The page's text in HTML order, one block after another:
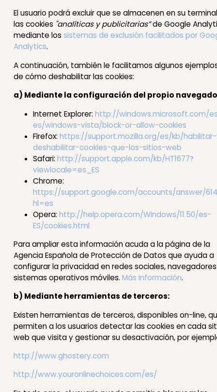
El usuario podrá excluir que se almacenen en su terminal
las cookies "analíticas y publicitarias”de Google
mediante los sistemas de exclusión facilitados por
Analytics.
A continuación, también le facilitamos algunos
de cómo deshabilitar las cookies:
a) Mediante la configuración del propio
Internet Explorer: http://windows.microsoft.com/
es/windows-vista/block-or-allow-cookies
Firefox: https://support.mozilla.org/es/kb/
deshabilitar-cookies-que-los-sitios-web
Safari: http://support.apple.com/kb/HT1677?
viewlocale=es_ES
Chrome:
https://support.google.com/accounts/answer/
hl=es
Opera: http://help.opera.com/Windows/11.50/es-
ES/cookies.html
Para ampliar esta información acuda a la página de la
Agencia Española de Protección de Datos que ayuda a
configurar la privacidad en redes sociales,
sistemas operativos móviles. Más información.
b) Mediante herramientas de terceros:
Existen herramientas de terceros, disponibles on-line,
permiten a los usuarios detectar las cookies en cada
web que visita y gestionar su desactivación, por
http://www.ghostery.com
http://www.youronlinechoices.com/es/